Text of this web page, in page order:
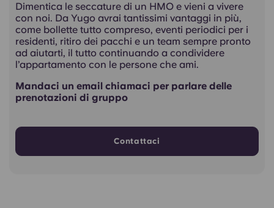
Dimentica le seccature di un HMO e vieni a vivere
con noi. Da Yugo avrai tantissimi vantaggi in più,
come bollette tutto compreso, eventi periodici per i
residenti, ritiro dei pacchi e un team sempre pronto
ad aiutarti, il tutto continuando a condividere
l’appartamento con le persone che ami.
Mandaci un email chiamaci per parlare delle
prenotazioni di gruppo
Contattaci